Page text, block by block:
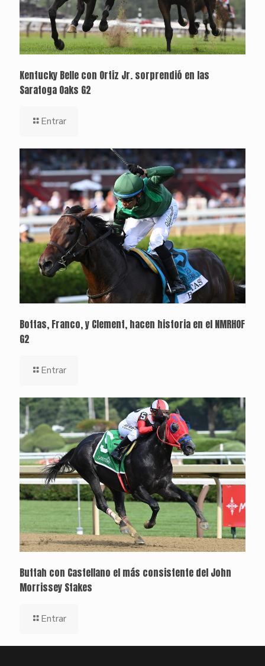
Kentucky Belle con Ortiz Jr. sorprendió en las
Saratoga Oaks G2
Entrar
Bottas, Franco, y Clement, hacen historia en el NMRHOF
G2
Entrar
Buttah con Castellano el más consistente del John
Morrissey Stakes
Entrar